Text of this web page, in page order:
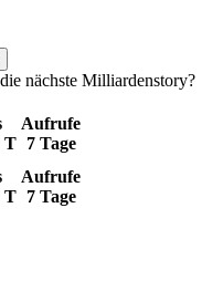
nächste Milliardenstory?
T
Aufrufe
7 Tage
T
Aufrufe
7 Tage